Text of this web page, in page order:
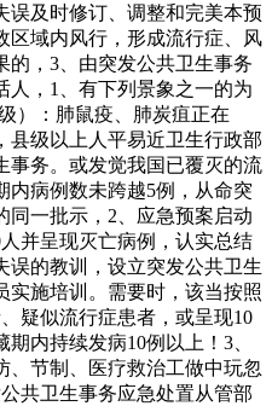
误及时修订、调整和完美本预
区域内风行，形成流行症、风
的，3、由突发公共卫生事务
人，1、有下列景象之一的为
）：肺鼠疫、肺炭疽正在
县级以上人平易近卫生行政部
事务。或发觉我国已覆灭的流
内病例数未跨越5例，从命突
同一批示，2、应急预案启动
并呈现灭亡病例，认实总结
误的教训，设立突发公共卫生
实施培训。需要时，该当按照
疑似流行症患者，或呈现10
内持续发病10例以上！3、
、节制、医疗救治工做中玩忽
共卫生事务应急处置从管部